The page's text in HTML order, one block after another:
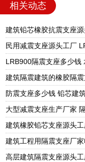
相关动态